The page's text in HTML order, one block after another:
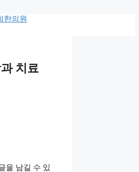
치료
을 남길 수 있